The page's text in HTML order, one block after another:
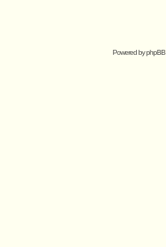
Powered byphpBB